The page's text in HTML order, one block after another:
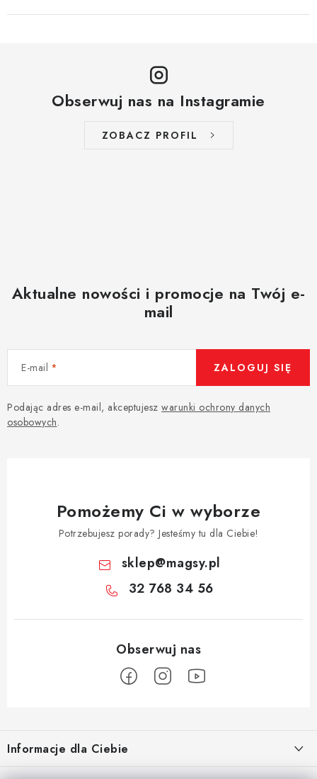
Obserwuj nas na Instagramie
ZOBACZ PROFIL
Aktualne nowości i promocje na Twój e-
mail
E-mail
Podając adres e-mail, akceptujesz warunki ochrony danych
osobowych.
ZALOGUJ SIĘ
Pomożemy Ci w wyborze
Potrzebujesz porady? Jesteśmy tu dla Ciebie!
sklep@magsy.pl
32 768 34 56
oInformacje dla Ciebie
O nas